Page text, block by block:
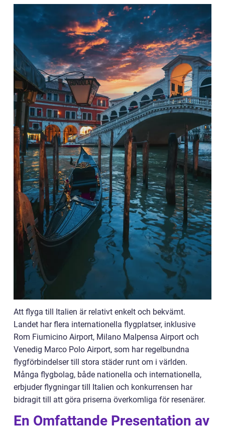
Att flyga till Italien är relativt enkelt och bekvämt.
Landet har flera internationella flygplatser, inklusive
Rom Fiumicino Airport, Milano Malpensa Airport och
Venedig Marco Polo Airport, som har regelbundna
flygförbindelser till stora städer runt om i världen.
Många flygbolag, både nationella och internationella,
erbjuder flygningar till Italien och konkurrensen har
bidragit till att göra priserna överkomliga för resenärer.
En Omfattande Presentation av